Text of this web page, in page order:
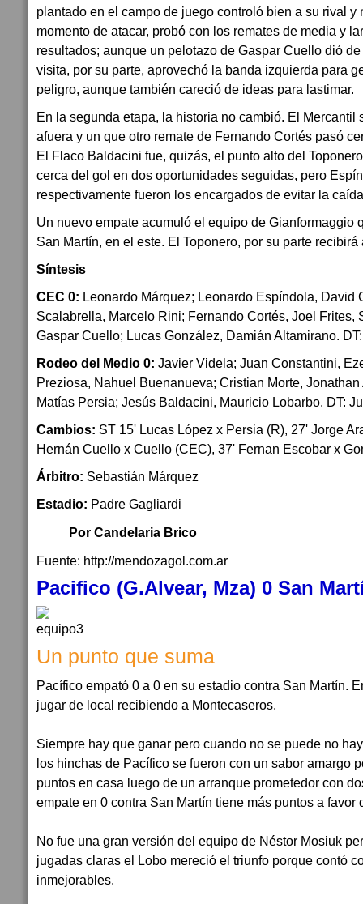
plantado en el campo de juego controló bien a su rival y
momento de atacar, probó con los remates de media y
resultados; aunque un pelotazo de Gaspar Cuello dió
visita, por su parte, aprovechó la banda izquierda para
peligro, aunque también careció de ideas para lastimar.
En la segunda etapa, la historia no cambió. El Mercantil
afuera y un que otro remate de Fernando Cortés pasó
El Flaco Baldacini fue, quizás, el punto alto del
cerca del gol en dos oportunidades seguidas, pero
respectivamente fueron los encargados de evitar la
Un nuevo empate acumuló el equipo de Gianformaggio
San Martín, en el este. El Toponero, por su parte recibirá
Síntesis
CEC 0: Leonardo Márquez; Leonardo Espíndola, David
Scalabrella, Marcelo Rini; Fernando Cortés, Joel Frites,
Gaspar Cuello; Lucas González, Damián Altamirano.
Rodeo del Medio 0: Javier Videla; Juan Constantini,
Preziosa, Nahuel Buenanueva; Cristian Morte,
Matías Persia; Jesús Baldacini, Mauricio Lobarbo. DT:
Cambios: ST 15' Lucas López x Persia (R), 27' Jorge
Hernán Cuello x Cuello (CEC), 37' Fernan Escobar x
Árbitro: Sebastián Márquez
Estadio: Padre Gagliardi
Por Candelaria Brico
Fuente: http://mendozagol.com.ar
Pacifico (G.Alvear, Mza) 0 San
Un punto que suma
Pacífico empató 0 a 0 en su estadio contra San Martín.
jugar de local recibiendo a Montecaseros.
Siempre hay que ganar pero cuando no se puede no
los hinchas de Pacífico se fueron con un sabor amargo
puntos en casa luego de un arranque prometedor con
empate en 0 contra San Martín tiene más puntos a favor
No fue una gran versión del equipo de Néstor Mosiuk
jugadas claras el Lobo mereció el triunfo porque contó
inmejorables.